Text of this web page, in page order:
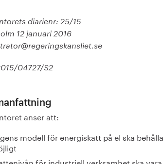
diarienr: 25/15
12 januari 2016
04727/S2
anser att:
modell för energiskatt på el ska